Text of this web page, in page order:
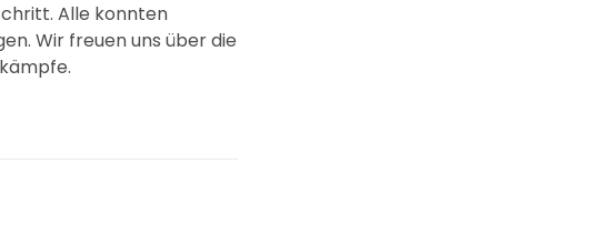
Alle konnten
Wir freuen uns über die